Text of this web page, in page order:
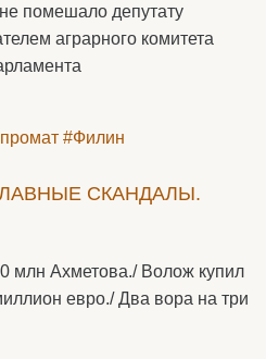
помешало депутату
аграрного комитета
#Филин
СКАНДАЛЫ.
млн Ахметова./ Волож купил
евро./ Два вора на три